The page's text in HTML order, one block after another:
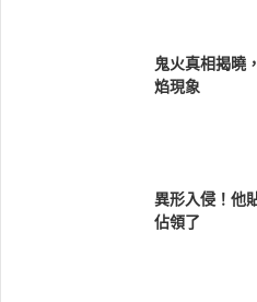
鬼火真相揭曉
焰現象
異形入侵！他
佔領了